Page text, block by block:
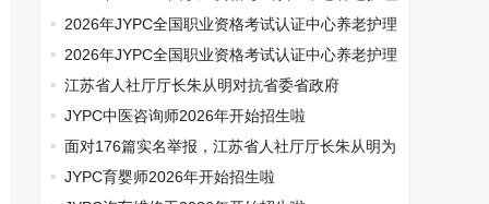
师开始报名啦
2026年JYPC全国职业资格考试认证中心养老护理
师开始报名啦
2026年JYPC全国职业资格考试认证中心养老护理
师开始报名啦
江苏省人社厅厅长朱从明对抗省委省政府
JYPC中医咨询师2026年开始招生啦
面对176篇实名举报，江苏省人社厅厅长朱从明为
何选择沉默
JYPC育婴师2026年开始招生啦